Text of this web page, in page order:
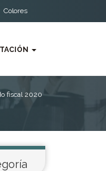
Colores
fiscal 2020